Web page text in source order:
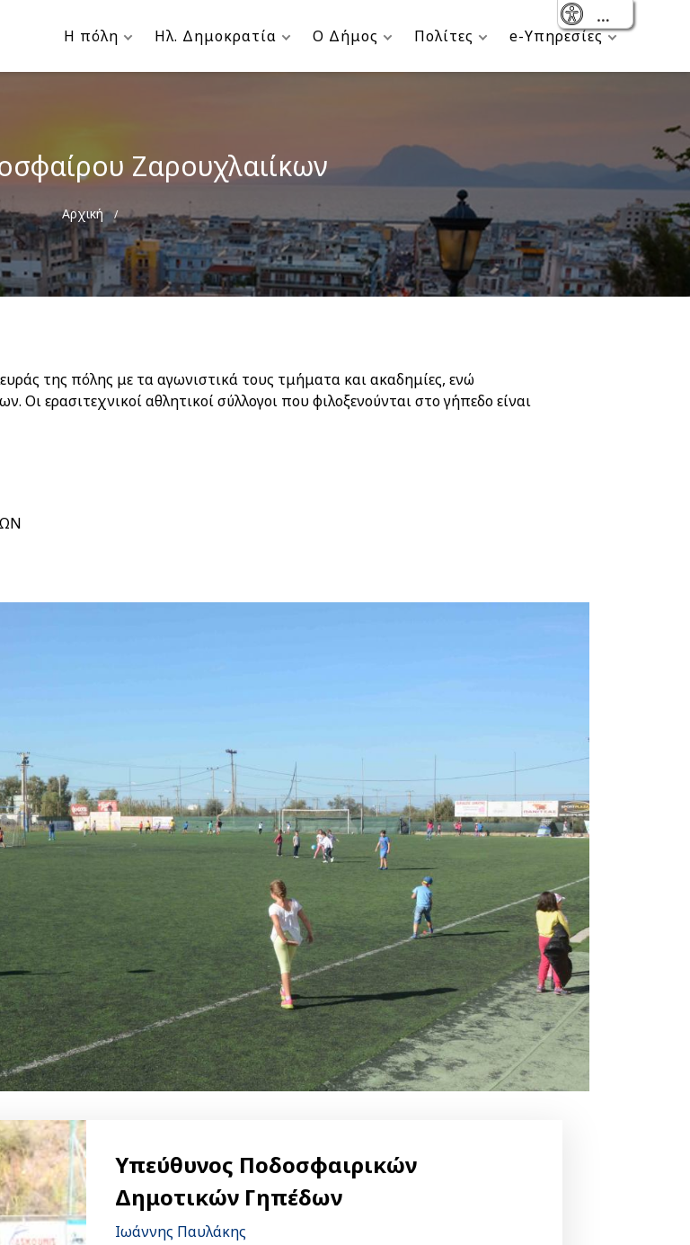
Η πόλη Ηλ. Δημοκρατία Ο Δήμος Πολίτες e-Υπηρεσίες
Ζαρουχλαιίκων
Breadcrumb
Αρχική
της πόλης με τα αγωνιστικά τους τμήματα και ακαδημίες, ενώ
ερασιτεχνικοί αθλητικοί σύλλογοι που φιλοξενούνται στο γήπεδο είναι
Υπεύθυνος Ποδοσφαιρικών
Δημοτικών Γηπέδων
Ιωάννης Παυλάκης